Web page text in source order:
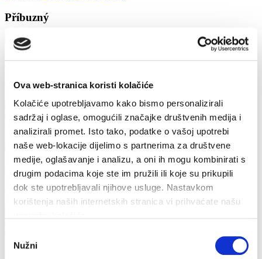
Ova web-stranica koristi kolačiće
Kolačiće upotrebljavamo kako bismo personalizirali
sadržaj i oglase, omogućili značajke društvenih medija i
analizirali promet. Isto tako, podatke o vašoj upotrebi
naše web-lokacije dijelimo s partnerima za društvene
medije, oglašavanje i analizu, a oni ih mogu kombinirati s
drugim podacima koje ste im pružili ili koje su prikupili
dok ste upotrebljavali njihove usluge. Nastavkom
korištenja naših internetskih stranica vi prihvaćate našu
pristanka
Nužni
Příbuzný
Restaurant Luka Gardelin
Všechny druhy místních specialit
+ 385 (0)21 774 071
+ 385 (0)98 749 712
gardelin.vrboska@st.t-com.hr
Čtěte více
Restaurant Trica - Gardelin
Všechny druhy místních specialit
Čtěte více